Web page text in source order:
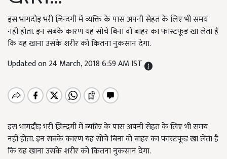
इस भागदौड़ भरी ज़िन्दगी में व्यक्ति के पास अपनी सेहत के लिए भी समय
नहीं होता. इन सबके कारण यह सोचे बिना वो बाहर का फास्टफूड खा लेता है
कि यह खाना उसके शरीर को कितना नुकसान देगा.
Updated on 24 March, 2018 6:59 AM IST
इस भागदौड़ भरी ज़िन्दगी में व्यक्ति के पास अपनी सेहत के लिए भी समय
नहीं होता. इन सबके कारण यह सोचे बिना वो बाहर का फास्टफूड खा लेता है
कि यह खाना उसके शरीर को कितना नुकसान देगा.